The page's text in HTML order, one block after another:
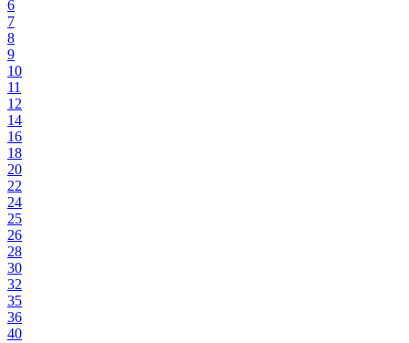
6
7
8
9
10
11
12
14
16
18
20
22
24
25
26
28
30
32
35
36
40